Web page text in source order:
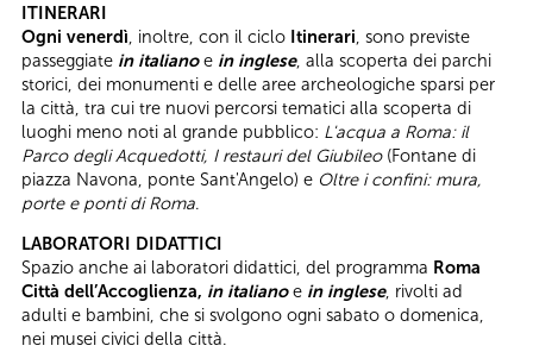
ITINERARI
Ogni venerdì, inoltre, con il ciclo Itinerari, sono previste
passeggiate in italianoe in inglese, alla scoperta dei parchi
storici, dei monumenti e delle aree archeologiche sparsi per
la città, tra cui tre nuovi percorsi tematici alla scoperta di
luoghi meno noti al grande pubblico: L'acqua a Roma: il
Parco degli Acquedotti, I restauri del Giubileo(Fontane di
piazza Navona, ponte Sant'Angelo) e Oltre i confini: mura,
porte e ponti di Roma.
LABORATORI DIDATTICI
Spazio anche ai laboratori didattici, del programma Roma
Città dell’Accoglienza, in italianoe in inglese, rivolti ad
adulti e bambini, che si svolgono ogni sabato o domenica,
nei musei civici della città.